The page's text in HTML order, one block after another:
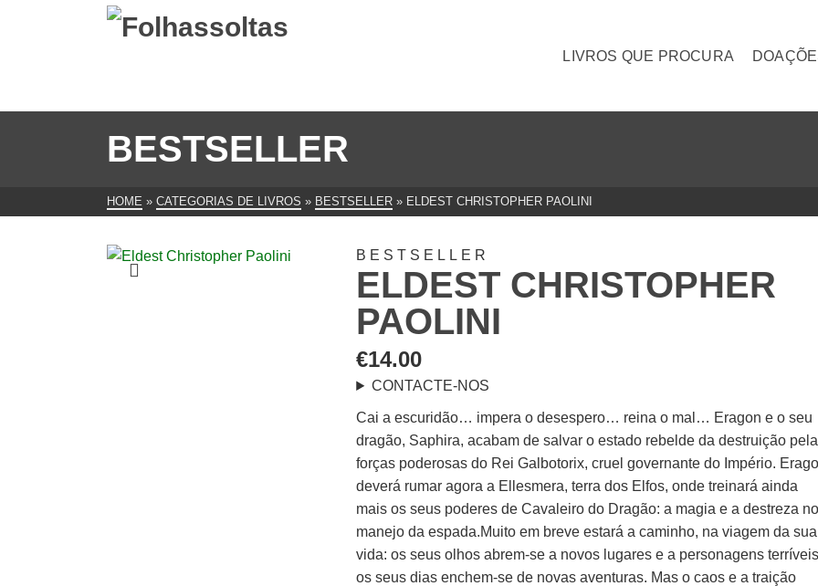
LIVROS QUE PROCURA
BESTSELLER
HOME » CATEGORIAS DE LIVROS » BESTSELLER » ELDEST CHRISTOPHER PAOLINI
BESTSELLER
ELDEST CHRISTOPHER
PAOLINI
€14.00
CONTACTE-NOS
Cai a escuridão… impera o desespero… reina o mal… Eragon e o seu
dragão, Saphira, acabam de salvar o estado rebelde da destruição
forças poderosas do Rei Galbotorix, cruel governante do Império.
deverá rumar agora a Ellesmera, terra dos Elfos, onde treinará ainda
mais os seus poderes de Cavaleiro do Dragão: a magia e a destreza no
manejo da espada.Muito em breve estará a caminho, na viagem da sua
vida: os seus olhos abrem-se a novos lugares e a personagens
os seus dias enchem-se de novas aventuras. Mas o caos e a traição